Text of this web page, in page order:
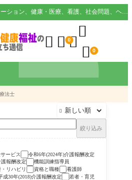
介護保険、福祉情勢、リハビリテーション、健康・医療、看護、社会問題、ヘルスケア業界など様々な切り口から役立つ情報を配信。
  0

 0
法士

絞り込み
ービス
令和6年(2024年)介護報酬改定
護報酬改定
機能訓練指導員
リハビリ 資格と職種
看護師
成30年(2018)介護報酬改定
若者・育児